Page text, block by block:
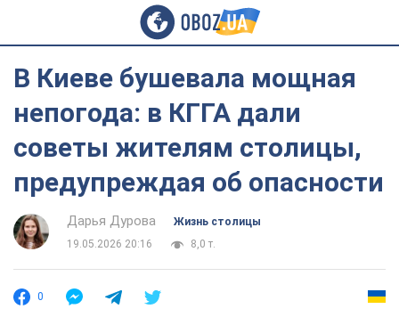
В Киеве бушевала мощная
непогода: в КГГА дали
советы жителям столицы,
предупреждая об опасности
Дарья Дурова
Жизнь столицы
19.05.2026 20:16
8,0 т.
0